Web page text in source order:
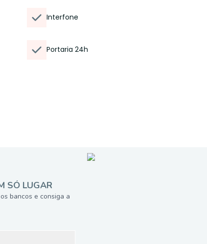
Interfone
Portaria 24h
SÓ LUGAR
bancos e consiga a